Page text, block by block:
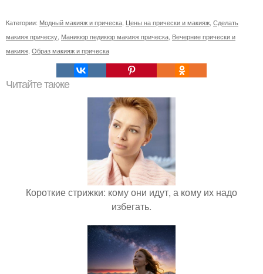
Категории: Модный макияж и прическа, Цены на прически и макияж, Сделать
макияж прическу, Маникюр педикюр макияж прическа, Вечерние прически и
макияж, Образ макияж и прическа
Читайте также
Короткие стрижки: кому они идут, а кому их надо
избегать.